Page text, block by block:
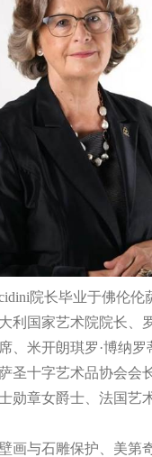
院长毕业于佛伦伦
利国家艺术院院长、
、米开朗琪罗 ·博纳罗
圣十字艺术品协会会
勋章女爵士、法国艺
画与石雕保护、美第